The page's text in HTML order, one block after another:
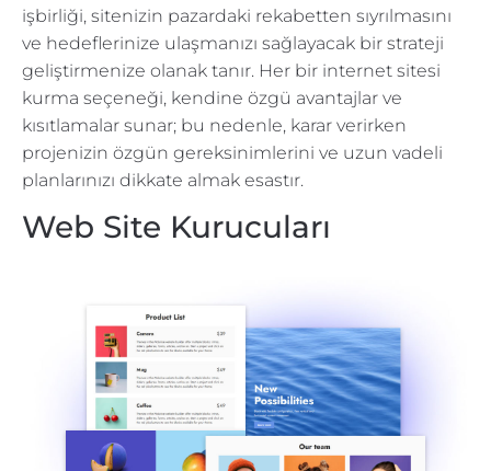
işbirliği, sitenizin pazardaki rekabetten sıyrılmasını
ve hedeflerinize ulaşmanızı sağlayacak bir strateji
geliştirmenize olanak tanır. Her bir internet sitesi
kurma seçeneği, kendine özgü avantajlar ve
kısıtlamalar sunar; bu nedenle, karar verirken
projenizin özgün gereksinimlerini ve uzun vadeli
planlarınızı dikkate almak esastır.
Web Site Kurucuları